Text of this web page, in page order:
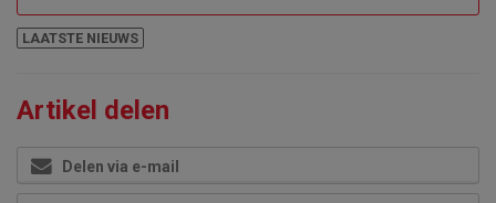
LAATSTE NIEUWS
Artikel delen
Delen via e-mail